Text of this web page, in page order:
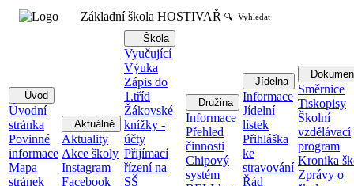
Základní škola HOSTIVAŘ 🔍 Vyhledat
Úvod
Úvodní
stránka
Povinné
informace
Mapa
stránek
Aktuálně
Aktuality
Akce školy
Instagram
Facebook
Škola
Vyučující
Výuka
Zápis do
1.tříd
Žákovské
knížky -
účty
Přijímací
řízení na
SŠ
Družina
Informace
Přehled
činnosti
Chipový
systém
Jídelna
Informace
Jídelní
lístek
Přihláška
ke
stravování
Řád
Směrnice
Tiskopisy
Školní
vzdělávací
program
Kronika
Zprávy o